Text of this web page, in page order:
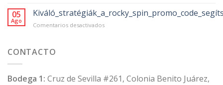
Titel
von
118
05
Ago
Comentarios desactivadosen
CONTACTO
Bodega 1: Cruz de Sevilla #261, Colonia Benito Juárez,